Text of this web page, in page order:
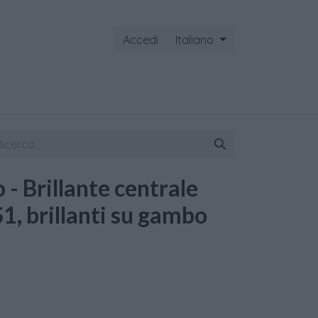
Accedi Italiano
- Brillante centrale
brillanti su gambo